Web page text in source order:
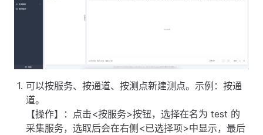
可以按服务、按通道、按测点新建测点。示例：按通
道。
【操作】：点击<按服务>按钮，选择在名为 test 的
采集服务，选取后会在右侧<已选择项>中显示，最后